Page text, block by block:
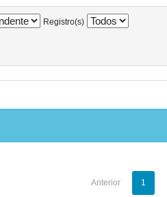
Registro(s)
Anterior 1